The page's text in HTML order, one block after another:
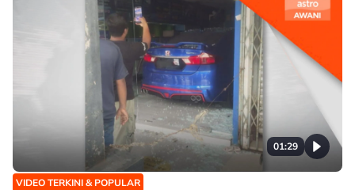
01:29
VIDEO TERKINI & POPULAR